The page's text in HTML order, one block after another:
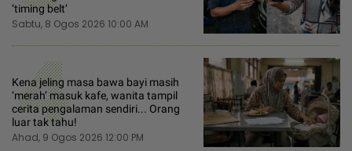
‘timing belt’
Sabtu, 8 Ogos 2026 10:00 AM
4
Kena jeling masa bawa bayi masih
‘merah’ masuk kafe, wanita tampil
cerita pengalaman sendiri... Orang
luar tak tahu!
Ahad, 9 Ogos 2026 12:00 PM